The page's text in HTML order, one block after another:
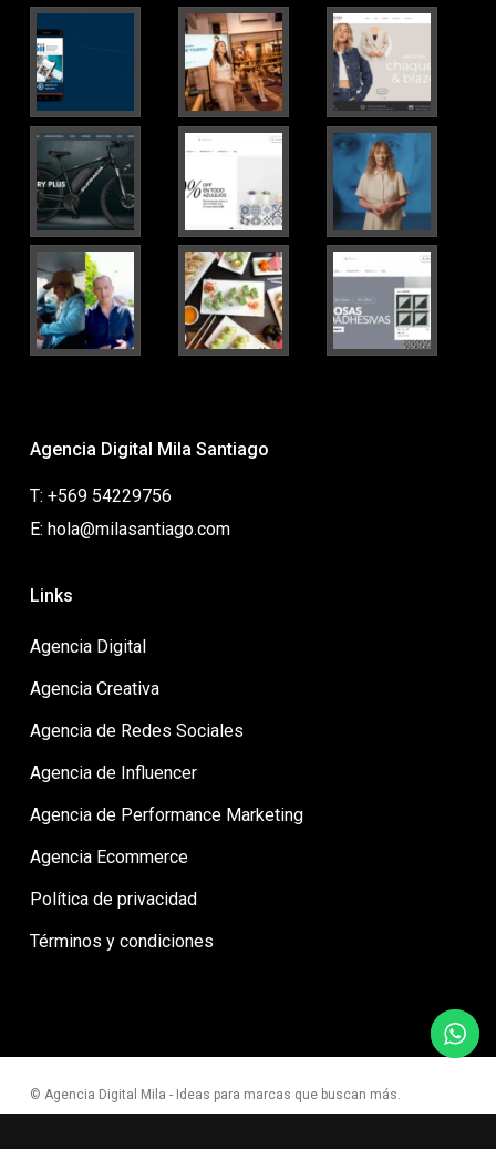
Agencia Digital Mila Santiago
T: +569 54229756
E: hola@milasantiago.com
Links
Agencia Digital
Agencia Creativa
Agencia de Redes Sociales
Agencia de Influencer
Agencia de Performance Marketing
Agencia Ecommerce
Política de privacidad
Términos y condiciones
© Agencia Digital Mila - Ideas para marcas que buscan más.